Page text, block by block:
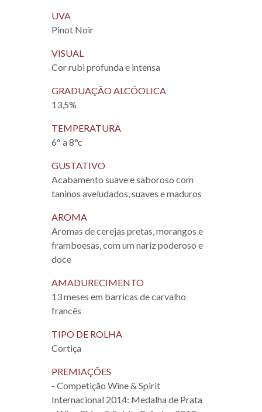
UVA
Pinot Noir
VISUAL
Cor rubi profunda e intensa
GRADUAÇÃO ALCÓOLICA
13,5%
TEMPERATURA
6° a 8°c
GUSTATIVO
Acabamento suave e saboroso com
taninos aveludados, suaves e maduros
AROMA
Aromas de cerejas pretas, morangos e
framboesas, com um nariz poderoso e
doce
AMADURECIMENTO
13 meses em barricas de carvalho
francês
TIPO DE ROLHA
Cortiça
PREMIAÇÕES
- Competição Wine & Spirit
Internacional 2014: Medalha de Prata